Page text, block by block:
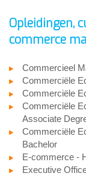
Opleidingen,
commerce
Commercieel
Commerciële
Commerciële
Commerciële
Associate
Commerciële
Bachelor
E-commerce -
Executive